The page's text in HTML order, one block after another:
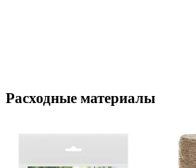
Расходные материалы